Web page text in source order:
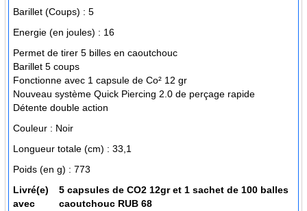
Barillet (Coups) : 5
Energie (en joules) : 16
Permet de tirer 5 billes en caoutchouc
Barillet 5 coups
Fonctionne avec 1 capsule de Co² 12 gr
Nouveau système Quick Piercing 2.0 de perçage rapide
Détente double action
Couleur : Noir
Longueur totale (cm) : 33,1
Poids (en g) : 773
Livré(e)
avec
5 capsules de CO2 12gr et 1 sachet de 100 balles
caoutchouc RUB 68